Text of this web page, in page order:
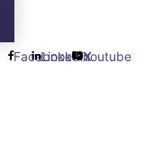
Facebook
Linkedin
X
Youtube